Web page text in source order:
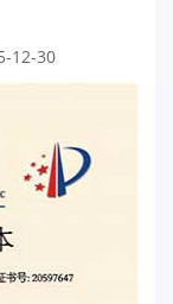
12-30